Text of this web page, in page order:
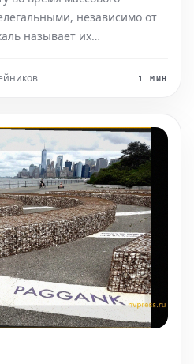
независимо от
называет их
их. Штурм границы1 МИН